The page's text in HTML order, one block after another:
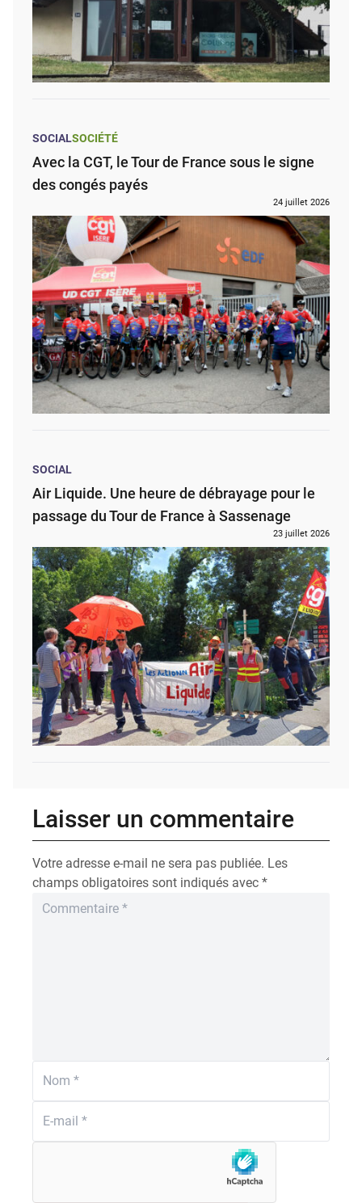
SOCIALSOCIÉTÉ
Avec la CGT, le Tour de France sous le signe
des congés payés
24 juillet 2026
SOCIAL
Air Liquide. Une heure de débrayage pour le
passage du Tour de France à Sassenage
23 juillet 2026
Laisser un commentaire
Votre adresse e-mail ne sera pas publiée. Les
champs obligatoires sont indiqués avec *